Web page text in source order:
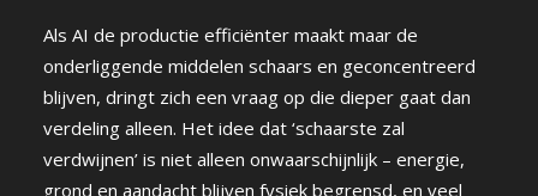
Als AI de productie efficiënter maakt maar de
onderliggende middelen schaars en geconcentreerd
blijven, dringt zich een vraag op die dieper gaat dan
verdeling alleen. Het idee dat ‘schaarste zal
verdwijnen’ is niet alleen onwaarschijnlijk – energie,
grond en aandacht blijven fysiek begrensd, en veel